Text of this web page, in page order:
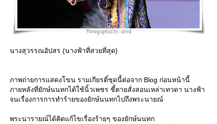
นางสุวรรณอัปสร (นางฟ้าที่สวยที่สุด)
ภาพถ่ายการแสดงโขน รามเกียรติ์ชุดนี้ต่อจาก Blog ก่อนหน้านี้
ภายหลังที่ยักษ์นนทกได้ใช้นิ้วเพชร ชี้ตายสั่งสอนเหล่าเทวดา นางฟ้า
จนเรื่องการการทำร้ายของยักษ์นนทกไปถึงพระนายณ์
พระนารายณ์ได้คิดแก้ไขเรื่องร้ายๆ ของยักษ์นนทก